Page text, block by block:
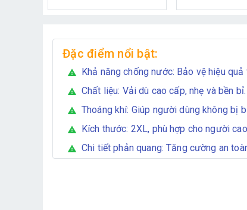
Đặc điểm nổi bật:
warning Khả năng chống nước: Bảo vệ hiệu quả
warning Chất liệu: Vải dù cao cấp, nhẹ và bền bỉ.
warning Thoáng khí: Giúp người dùng không bị
warning Kích thước: 2XL, phù hợp cho người
warning Chi tiết phản quang: Tăng cường an